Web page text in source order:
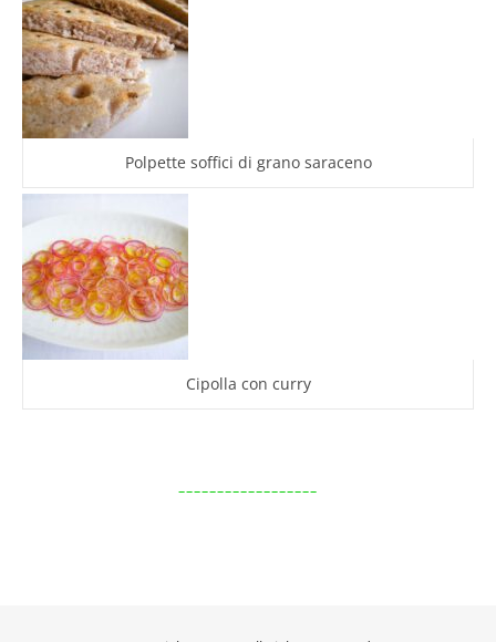
Polpette soffici di grano saraceno
Cipolla con curry